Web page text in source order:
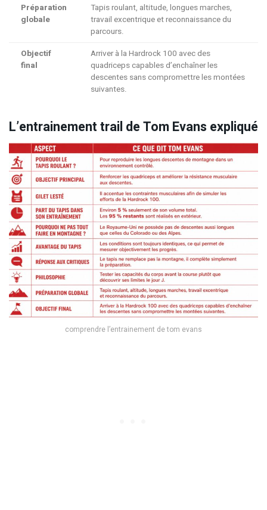
Préparation
globale
Tapis roulant, altitude, longues marches,
travail excentrique et reconnaissance du
parcours.
Objectif
final
Arriver à la Hardrock 100 avec des
quadriceps capables d’enchaîner les
descentes sans compromettre les montées
suivantes.
L’entrainement trail de Tom Evans expliqué
comprendre l’entrainement de tom evans